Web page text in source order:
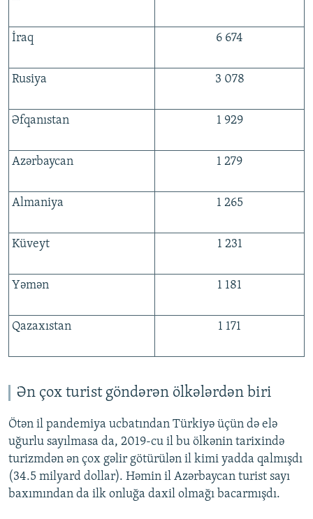
İraq 6 674
Rusiya 3 078
Əfqanıstan 1 929
Azərbaycan 1 279
Almaniya 1 265
Küveyt 1 231
Yəmən 1 181
Qazaxıstan 1 171
Ən çox turist göndərən ölkələrdən biri
Ötən il pandemiya ucbatından Türkiyə üçün də elə
uğurlu sayılmasa da, 2019-cu il bu ölkənin tarixində
turizmdən ən çox gəlir götürülən il kimi yadda qalmışdı
(34.5 milyard dollar). Həmin il Azərbaycan turist sayı
baxımından da ilk onluğa daxil olmağı bacarmışdı.